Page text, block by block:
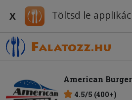
X Töltsd le
American
4.5/5 (400+)